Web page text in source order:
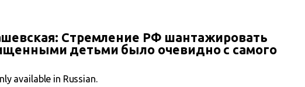
Стремление РФ шантажировать
детьми было очевидно с самого
available in Russian.